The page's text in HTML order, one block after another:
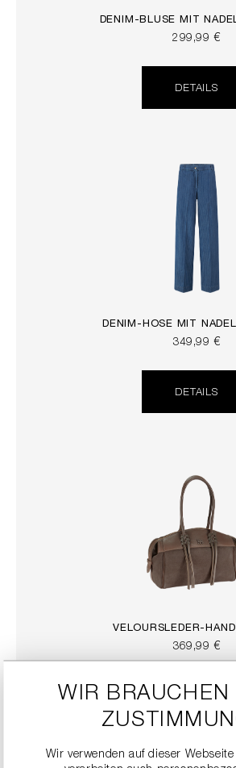
DENIM-BLUSE MIT
299,99 €
DETAILS
DENIM-HOSE MIT
349,99 €
DETAILS
VELOURSLEDER-
369,99 €
DETAILS
WIR BRAUCHEN
Wir verwenden auf dieser Webseite